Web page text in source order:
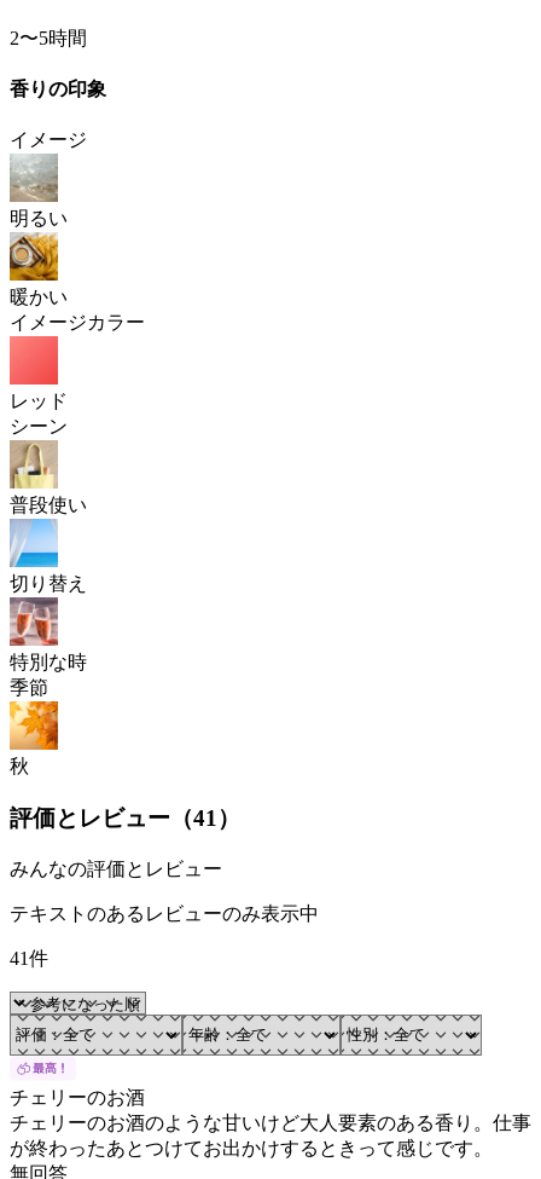
2〜5時間
香りの印象
イメージ
明るい
暖かい
イメージカラー
レッド
シーン
普段使い
切り替え
特別な時
季節
秋
評価とレビュー（41 ）
みんなの評価とレビュー
テキストのあるレビューのみ表示中
41件
チェリーのお酒
チェリーのお酒のような甘いけど大人要素のある香り。仕事
が終わったあとつけてお出かけするときって感じです。
無回答